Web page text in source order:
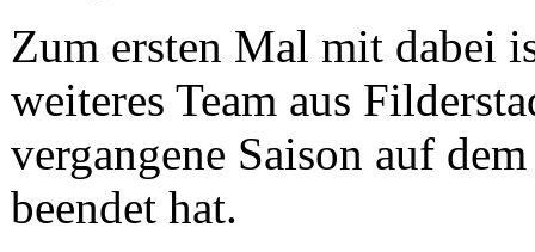
Zum ersten Mal mit dabei
weiteres Team aus
vergangene Saison auf
beendet hat.